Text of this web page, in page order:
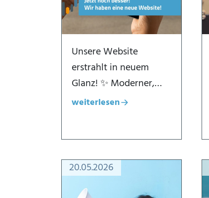
Unsere Website
erstrahlt in neuem
Glanz! ✨ Moderner,…
weiterlesen
Dialogfenster öffnen
20.05.2026